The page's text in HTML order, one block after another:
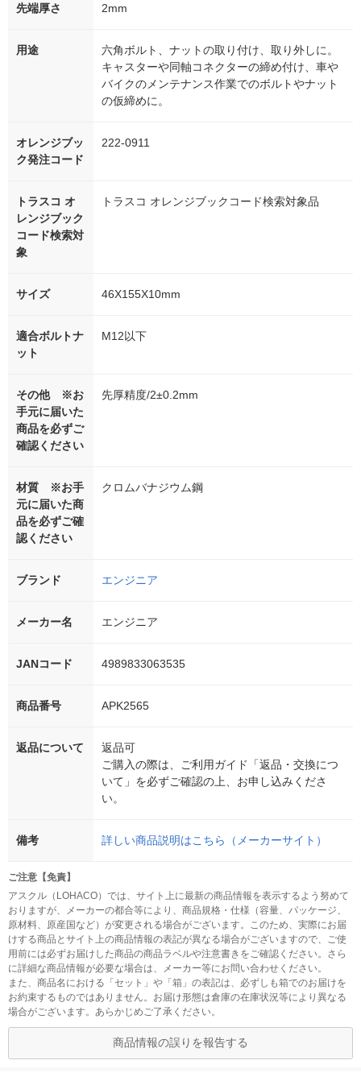
先端厚さ 2mm
用途
六角ボルト、ナットの取り付け、取り外しに。
キャスターや同軸コネクターの締め付け、車や
バイクのメンテナンス作業でのボルトやナット
の仮締めに。
オレンジブッ
ク発注コード
222-0911
トラスコ オ
レンジブック
コード検索対
象
トラスコ オレンジブックコード検索対象品
サイズ 46X155X10mm
適合ボルトナ
ット
M12以下
その他 ※お
手元に届いた
商品を必ずご
確認ください
先厚精度/2±0.2mm
材質 ※お手
元に届いた商
品を必ずご確
認ください
クロムバナジウム鋼
ブランド エンジニア
メーカー名 エンジニア
JANコード 4989833063535
商品番号 APK2565
返品について
返品可
ご購入の際は、ご利用ガイド「返品・交換につ
いて」を必ずご確認の上、お申し込みくださ
い。
備考 詳しい商品説明はこちら（メーカーサイト）
ご注意【免責】
アスクル（LOHACO）では、サイト上に最新の商品情報を表示するよう努めて
おりますが、メーカーの都合等により、商品規格・仕様（容量、パッケージ、
原材料、原産国など）が変更される場合がございます。このため、実際にお届
けする商品とサイト上の商品情報の表記が異なる場合がございますので、ご使
用前には必ずお届けした商品の商品ラベルや注意書きをご確認ください。さら
に詳細な商品情報が必要な場合は、メーカー等にお問い合わせください。
また、商品名における「セット」や「箱」の表記は、必ずしも箱でのお届けを
お約束するものではありません。お届け形態は倉庫の在庫状況等により異なる
場合がございます。あらかじめご了承ください。
商品情報の誤りを報告する